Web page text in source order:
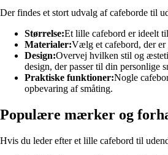
Der findes et stort udvalg af cafeborde til
Størrelse:Et lille cafebord er ideelt
Materialer:Vælg et cafebord, der er
Design:Overvej hvilken stil og
design, der passer til din personlige
Praktiske funktioner:Nogle
opbevaring af småting.
Populære mærker og
Hvis du leder efter et lille cafebord til